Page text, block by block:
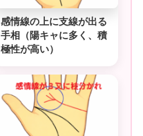
感情線の上に支線が出る
手相（陽キャに多く、積
極性が高い）